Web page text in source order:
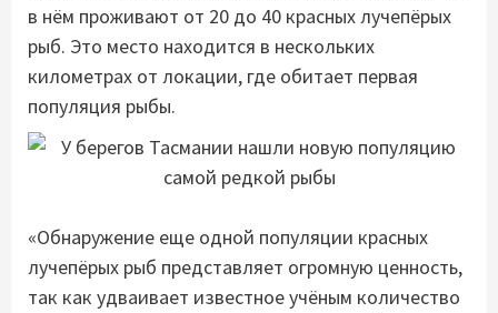
в нём проживают от 20 до 40 красных лучепёрых
рыб. Это место находится в нескольких
километрах от локации, где обитает первая
популяция рыбы.
«Обнаружение еще одной популяции красных
лучепёрых рыб представляет огромную ценность,
так как удваивает известное учёным количество